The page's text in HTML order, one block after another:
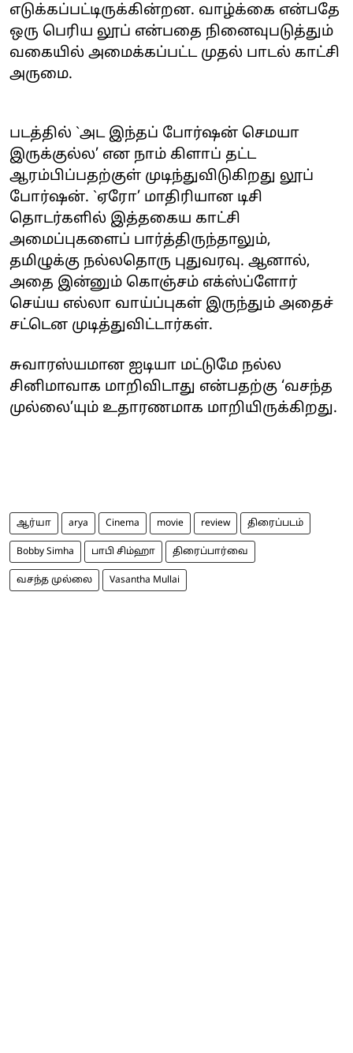
எடுக்கப்பட்டிருக்கின்றன. வாழ்க்கை என்பதே
ஒரு பெரிய லூப் என்பதை நினைவுபடுத்தும்
வகையில் அமைக்கப்பட்ட முதல் பாடல் காட்சி
அருமை.
படத்தில் `அட இந்தப் போர்ஷன் செமயா
இருக்குல்ல’ என நாம் கிளாப் தட்ட
ஆரம்பிப்பதற்குள் முடிந்துவிடுகிறது லூப்
போர்ஷன். `ஏரோ’ மாதிரியான டிசி
தொடர்களில் இத்தகைய காட்சி
அமைப்புகளைப் பார்த்திருந்தாலும்,
தமிழுக்கு நல்லதொரு புதுவரவு. ஆனால்,
அதை இன்னும் கொஞ்சம் எக்ஸ்ப்ளோர்
செய்ய எல்லா வாய்ப்புகள் இருந்தும் அதைச்
சட்டென முடித்துவிட்டார்கள்.
சுவாரஸ்யமான ஐடியா மட்டுமே நல்ல
சினிமாவாக மாறிவிடாது என்பதற்கு ‘வசந்த
முல்லை’யும் உதாரணமாக மாறியிருக்கிறது.
ஆர்யா arya Cinema movie review திரைப்படம்
Bobby Simha பாபி சிம்ஹா திரைப்பார்வை
வசந்த முல்லை Vasantha Mullai